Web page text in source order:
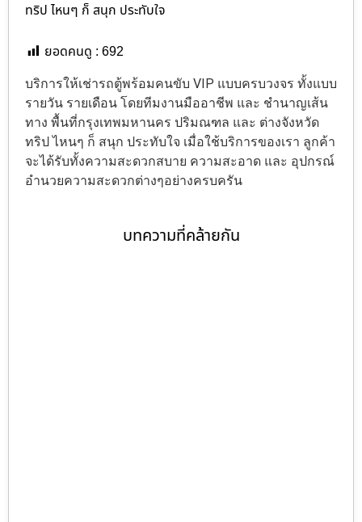
ทริป ไหนๆ ก็ สนุก ประทับใจ
ยอดคนดู : 692
บริการให้เช่ารถตู้พร้อมคนขับ VIP แบบครบวงจร ทั้งแบบ
รายวัน รายเดือน โดยทีมงานมืออาชีพ และ ชำนาญเส้น
ทาง พื้นที่กรุงเทพมหานคร ปริมณฑล และ ต่างจังหวัด
ทริป ไหนๆ ก็ สนุก ประทับใจ เมื่อใช้บริการของเรา ลูกค้า
จะได้รับทั้งความสะดวกสบาย ความสะอาด และ อุปกรณ์
อำนวยความสะดวกต่างๆอย่างครบครัน
บทความที่คล้ายกัน